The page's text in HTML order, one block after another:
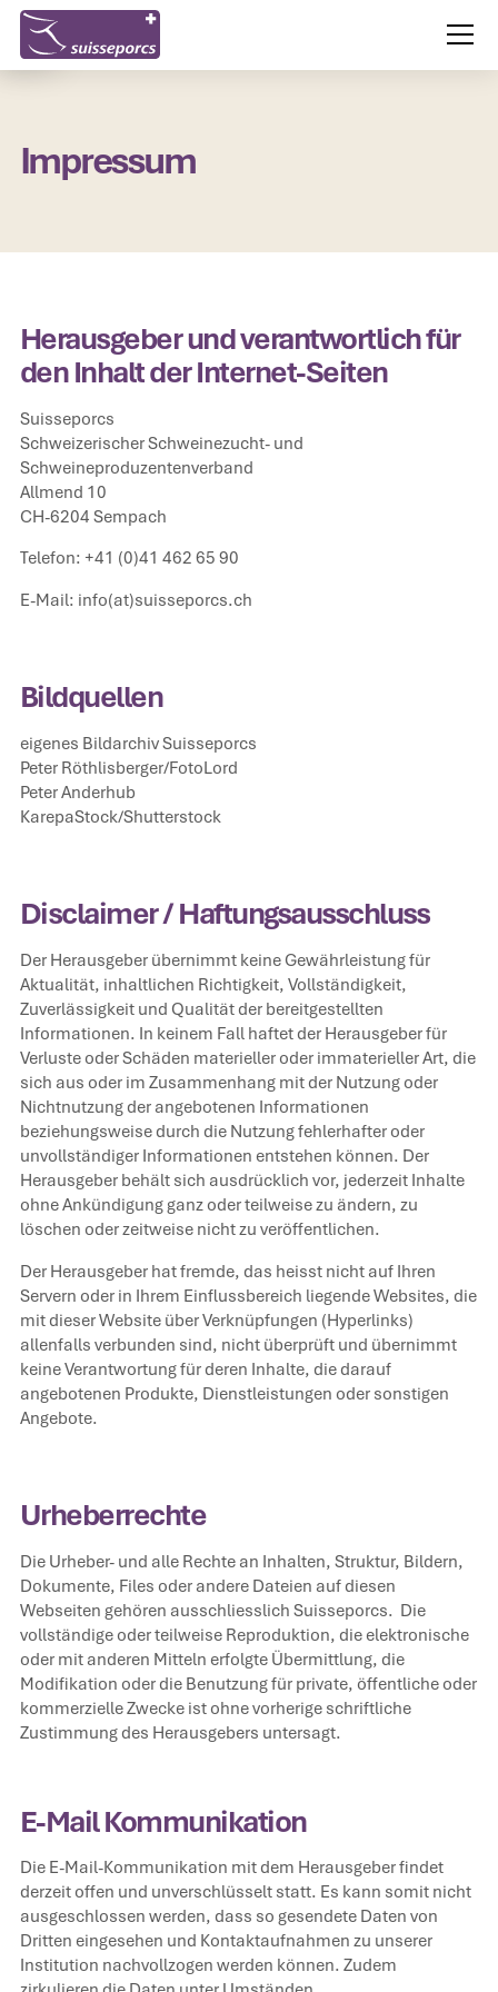
Impressum
Herausgeber und verantwortlich für
den Inhalt der Internet-Seiten
Suisseporcs
Schweizerischer Schweinezucht- und
Schweineproduzentenverband
Allmend 10
CH-6204 Sempach
Telefon: +41 (0)41 462 65 90
E-Mail: info(at)suisseporcs.ch
Bildquellen
eigenes Bildarchiv Suisseporcs
Peter Röthlisberger/FotoLord
Peter Anderhub
KarepaStock/Shutterstock
Disclaimer / Haftungsausschluss
Der Herausgeber übernimmt keine Gewährleistung für
Aktualität, inhaltlichen Richtigkeit, Vollständigkeit,
Zuverlässigkeit und Qualität der bereitgestellten
Informationen. In keinem Fall haftet der Herausgeber für
Verluste oder Schäden materieller oder immaterieller Art, die
sich aus oder im Zusammenhang mit der Nutzung oder
Nichtnutzung der angebotenen Informationen
beziehungsweise durch die Nutzung fehlerhafter oder
unvollständiger Informationen entstehen können. Der
Herausgeber behält sich ausdrücklich vor, jederzeit Inhalte
ohne Ankündigung ganz oder teilweise zu ändern, zu
löschen oder zeitweise nicht zu veröffentlichen.
Der Herausgeber hat fremde, das heisst nicht auf Ihren
Servern oder in Ihrem Einflussbereich liegende Websites, die
mit dieser Website über Verknüpfungen (Hyperlinks)
allenfalls verbunden sind, nicht überprüft und übernimmt
keine Verantwortung für deren Inhalte, die darauf
angebotenen Produkte, Dienstleistungen oder sonstigen
Angebote.
Urheberrechte
Die Urheber- und alle Rechte an Inhalten, Struktur, Bildern,
Dokumente, Files oder andere Dateien auf diesen
Webseiten gehören ausschliesslich Suisseporcs. Die
vollständige oder teilweise Reproduktion, die elektronische
oder mit anderen Mitteln erfolgte Übermittlung, die
Modifikation oder die Benutzung für private, öffentliche oder
kommerzielle Zwecke ist ohne vorherige schriftliche
Zustimmung des Herausgebers untersagt.
E-Mail Kommunikation
Die E-Mail-Kommunikation mit dem Herausgeber findet
derzeit offen und unverschlüsselt statt. Es kann somit nicht
ausgeschlossen werden, dass so gesendete Daten von
Dritten eingesehen und Kontaktaufnahmen zu unserer
Institution nachvollzogen werden können. Zudem